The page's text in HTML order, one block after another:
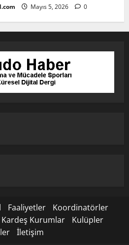
Mayıs 5, 2026 0
Faaliyetler
Koordinatörler
Kardeş Kurumlar
Kulüpler
İletişim